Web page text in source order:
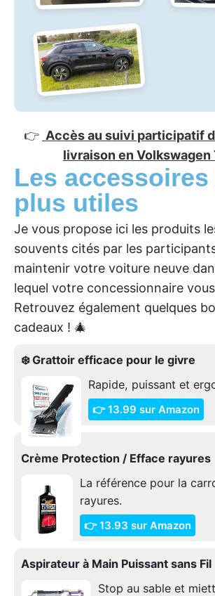
👉 Accès au suivi participatif
livraison en Volkswagen
Les accessoires
plus utiles
Je vous propose ici les produits
souvents cités par les
maintenir votre voiture neuve
lequel votre concessionnaire
Retrouvez également quelques
cadeaux ! 🎄
❄️ Grattoir efficace pour le givre
Rapide, puissant et
👉 13.99 sur Amazon
Crème Protection / Efface rayures
La référence pour la
rayures.
👉 13.93 sur Amazon
Aspirateur à Main Puissant sans Fil
Stop au sable et